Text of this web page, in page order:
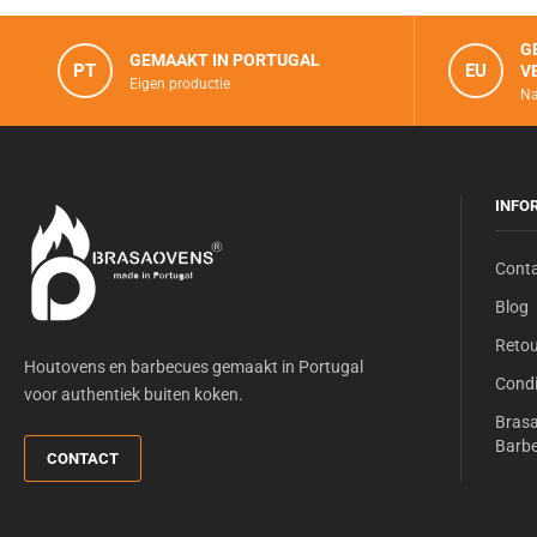
PT GEMAAKT IN PORTUGAL
Eigen productie
EU
Houtovens en barbecues gemaakt in Portugal
voor authentiek buiten koken.
CONTACT
Blog